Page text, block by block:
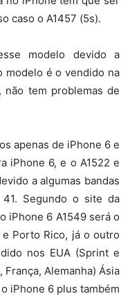
caso o A1457 (5s).
modelo devido a
modelo é o vendido na
não tem problemas de
apenas de iPhone 6 e
iPhone 6, e o A1522 e
a algumas bandas
Segundo o site da
iPhone 6 A1549 será o
e Porto Rico, já o outro
nos EUA (Sprint e
Alemanha) Ásia
iPhone 6 plus também